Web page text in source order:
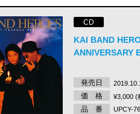
CD
KAI BAND
ANNIVERSARY
発売日
価 格 ¥3,000 (
品 番 UPCY-